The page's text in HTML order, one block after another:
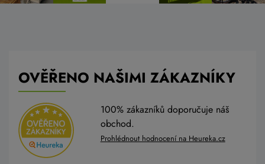
OVĚŘENO NAŠIMI ZÁKAZNÍKY
100% zákazníků doporučuje náš
obchod.
Prohlédnout hodnocení na Heureka.cz